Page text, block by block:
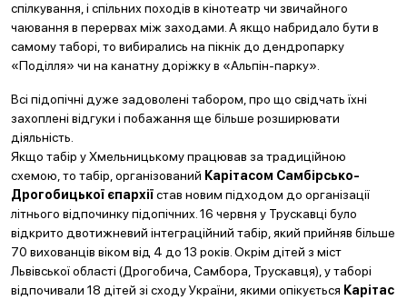
спілкування, і спільних походів в кінотеатр чи звичайного
чаювання в перервах між заходами. А якщо набридало бути в
самому таборі, то вибирались на пікнік до дендропарку
«Поділля» чи на канатну доріжку в «Альпін-парку».
Всі підопічні дуже задоволені табором, про що свідчать їхні
захоплені відгуки і побажання ще більше розширювати
діяльність.
Якщо табір у Хмельницькому працював за традиційною
схемою, то табір, організований Карітасом Самбірсько-
Дрогобицької єпархіїстав новим підходом до організації
літнього відпочинку підопічних. 16 червня у Трускавці було
відкрито двотижневий інтеграційний табір, який прийняв більше
70 вихованців віком від 4 до 13 років. Окрім дітей з міст
Львівської області (Дрогобича, Самбора, Трускавця), у таборі
відпочивали 18 дітей зі сходу України, якими опікується Карітас